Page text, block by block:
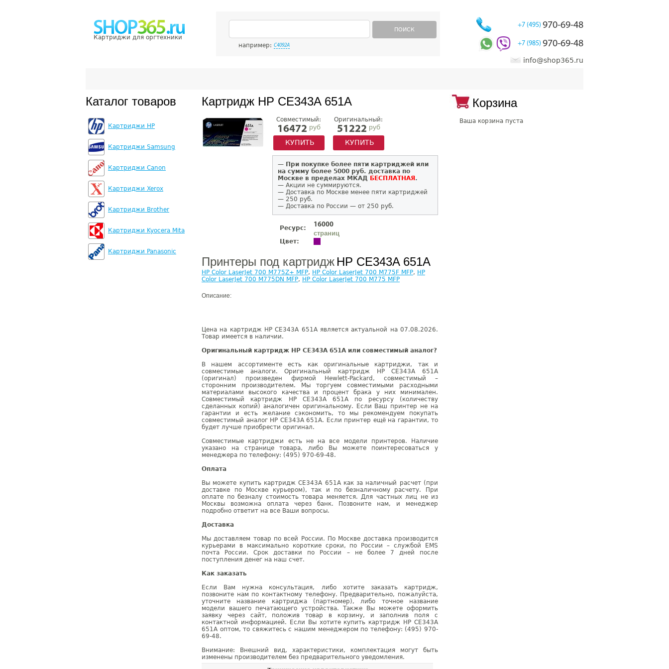
Картриджи для оргтехники
ПОИСК
например: C4092A
+7 (495) 970-69-48
+7 (985) 970-69-48
info@shop365.ru
Каталог товаров
Картриджи HP
Картриджи Samsung
Картриджи Canon
Картриджи Xerox
Картриджи Brother
Картриджи Kyocera Mita
Картриджи Panasonic
Картридж HP CE343A 651A
Совместимый:
16472 руб
КУПИТЬ
Оригинальный:
51222 руб
КУПИТЬ
— При покупке более пяти картриджей или
на сумму более 5000 руб. доставка по
Москве в пределах МКАД БЕСПЛАТНАЯ .
— Акции не суммируются.
— Доставка по Москве менее пяти картриджей
— 250 руб.
— Доставка по России — от 250 руб.
Ресурс:
16000
страниц
Цвет:
Принтеры под картридж HP CE343A 651A
HP Color LaserJet 700 M775Z+ MFP, HP Color LaserJet 700 M775F MFP, HP
Color LaserJet 700 M775DN MFP, HP Color LaserJet 700 M775 MFP
Описание:
Цена на картридж HP CE343A 651A является актуальной на 07.08.2026.
Товар имеется в наличии.
Оригинальный картридж HP CE343A 651A или совместимый аналог?
В нашем ассортименте есть как оригинальные картриджи, так и
совместимые аналоги. Оригинальный картридж HP CE343A 651A
(оригинал) произведен фирмой Hewlett-Packard, совместимый –
сторонним производителем. Мы торгуем совместимыми расходными
материалами высокого качества и процент брака у них минимален.
Совместимый картридж HP CE343A 651A по ресурсу (количеству
сделанных копий) аналогичен оригинальному. Если Ваш принтер не на
гарантии и есть желание сэкономить, то мы рекомендуем покупать
совместимый аналог HP CE343A 651A. Если принтер ещё на гарантии, то
будет лучше приобрести оригинал.
Совместимые картриджи есть не на все модели принтеров. Наличие
указано на странице товара, либо Вы можете поинтересоваться у
менеджера по телефону: (495) 970-69-48.
Оплата
Вы можете купить картридж CE343A 651A как за наличный расчет (при
доставке по Москве курьером), так и по безналичному расчету. При
оплате по безналу стоимость товара меняется. Для частных лиц не из
Москвы возможна оплата через банк. Позвоните нам, и менеджер
подробно ответит на все Ваши вопросы.
Доставка
Мы доставляем товар по всей России. По Москве доставка производится
курьерами в максимально короткие сроки, по России – службой EMS
почта России. Срок доставки по России – не более 7 дней после
поступления денег на наш счет.
Как заказать
Если Вам нужна консультация, либо хотите заказать картридж,
позвоните нам по контактному телефону. Предварительно, пожалуйста,
уточните название картриджа (партномер), либо точное название
модели вашего печатающего устройства. Также Вы можете оформить
заявку через сайт, положив товар в корзину, и заполнив поля с
контактной информацией. Если Вы хотите купить картридж HP CE343A
651A оптом, то свяжитесь с нашим менеджером по телефону: (495) 970-
69-48.
Внимание: Внешний вид, характеристики, комплектация могут быть
изменены производителем без предварительного уведомления.
Корзина
Ваша корзина пуста